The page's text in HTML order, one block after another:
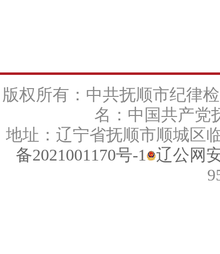
版权所有：中共抚顺市纪律
名：中国共产党
地址：辽宁省抚顺市顺城区
备2021001170号-1
辽公网